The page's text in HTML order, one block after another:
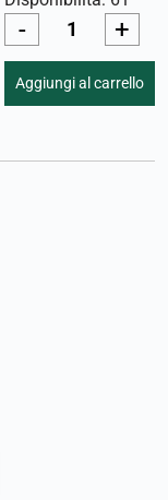
- +
Aggiungi al carrello